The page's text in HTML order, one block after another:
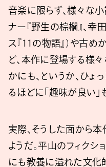
音楽に限らず、様々な小
ナー『野生の棕櫚』、幸田
ス『11の物語』）や古
ど、本作に登場する様々
かにも、というか、ひょ
るほどに「趣味が良い」
実際、そうした面から
ようだ。平山のフィクシ
にも教養に溢れた文化